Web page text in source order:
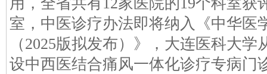
用，全省共有12家医院的19个科室获
室，中医诊疗办法即将纳入《中华医
（2025版拟发布）》，大连医科大
设中西医结合痛风一体化诊疗专病门